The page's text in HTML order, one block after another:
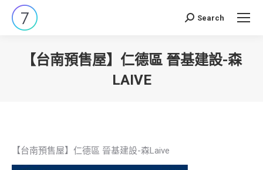
Search:
Search
【台南預售屋】仁德區 晉基建設-森
LAIVE
【台南預售屋】仁德區 晉基建設-森Laive